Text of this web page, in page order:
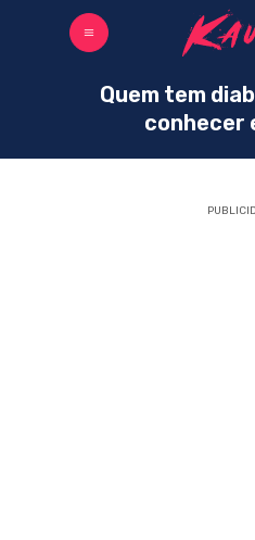
Quem tem
conhecer